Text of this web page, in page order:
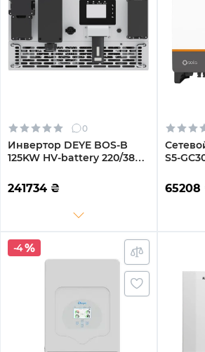
0
Инвертор DEYE BOS-B
125KW HV-battery 220/380V
PCS01HP3/SUN-125K-
PCSL01HP3)
241734 ₴
S5-
GC30K)
65208
-4